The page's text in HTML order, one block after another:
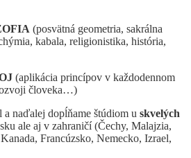
(posvätná geometria, sakrálna
kabala, religionistika, história,
(aplikácia princípov v každodennom
človeka…)
naďalej dopĺňame štúdiom u skvelých
ale aj v zahraničí (Čechy, Malajzia,
Francúzsko, Nemecko, Izrael,